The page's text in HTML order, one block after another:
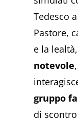
Tedesco
Pastore,
e la
notevole
gruppo
di